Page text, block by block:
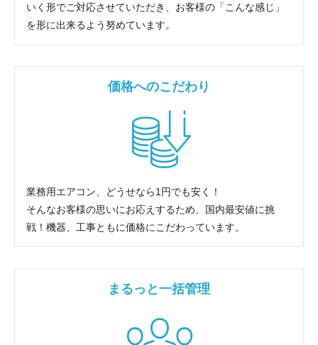
いく形でご対応させていただき、お客様の「こんな感じ」
を形に出来るよう努めています。
価格へのこだわり
業務用エアコン、どうせなら1円でも安く！
そんなお客様の思いにお応えするため、国内最安値に挑
戦！機器、工事ともに価格にこだわっています。
まるっと一括管理